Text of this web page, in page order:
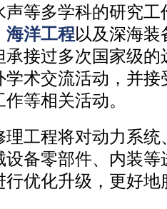
等多学科的研究
海洋工程以及深海
接过多次国家级
术交流活动，并
等相关活动。
程将对动力系统
备零部件、内装
优化升级，更好